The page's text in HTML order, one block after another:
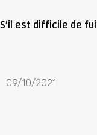
S’il est difficile de
09/10/2021